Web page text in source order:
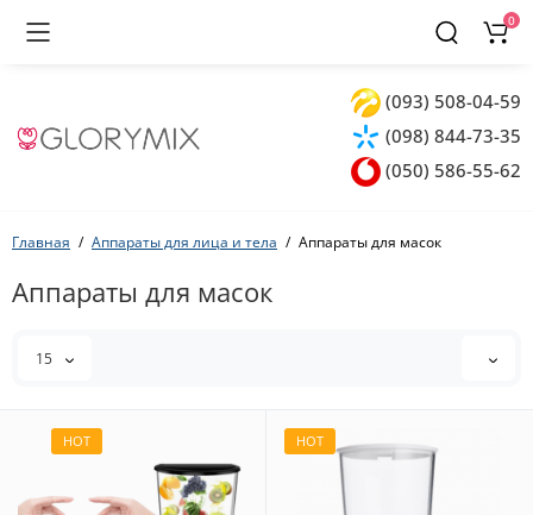
(093) 508-04-59
(098) 844-73-35
(050) 586-55-62
0
Главная Аппараты для лица и тела Аппараты для масок
Аппараты для масок
15
HOT HOT